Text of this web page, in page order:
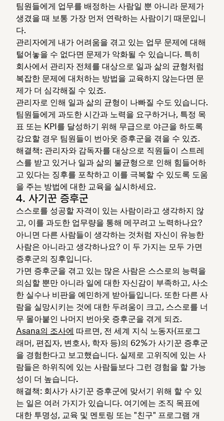
팀원들에게 업무를 배정하는 사람일 뿐 아니라 문제가
생겼을 때 보통 가장 먼저 연락하는 사람이기 때문입니
다.
관리자에게 내가 어려움을 겪고 있는 업무 문제에 대해
털어놓을 수 없다면 문제가 악화될 수 있습니다. 특히
회사에서 관리자 전체를 대상으로 일과 삶의 균형처럼
복잡한 문제에 대처하는 방법을 교육하지 않는다면 문
제가 더 심각해질 수 있죠.
관리자로 인해 일과 삶의 균형이 나빠질 수도 있습니다.
팀원들에게 과도한 시간과 노력을 요구하거나, 특정 목
표 또는 KPI를 달성하기 위해 무급으로 야근을 하도록
강요할 경우 팀원들이 번아웃 증후군을 겪을 수 있죠.
해결책: 관리자와 감독자를 대상으로 직원들이 스트레
스를 받고 있거나 일과 삶의 불균형으로 인해 힘들어하
고 있다는 징후를 포착하고 이를 극복할 수 있도록 도움
을 주는 방법에 대한 교육을 실시하세요.
4. 사기꾼 증후군
스스로를 성공할 자격이 있는 사람이라고 생각하지 않
고, 이를 과도한 업무량을 통해 메꾸려고 노력하나요?
아니면 다른 사람들이 생각하는 것처럼 자신이 유능한
사람은 아니라고 생각하나요? 이 두 가지는 모두 가면
증후군의 징후입니다.
가면 증후군을 겪고 있는 많은 사람은 스스로의 능력을
의심할 뿐만 아니라 일에 대한 자신감이 부족하고, 사소
한 실수나 비판을 예민하게 받아들입니다. 또한 다른 사
람을 실망시키는 것에 대한 두려움이 크고, 스스로를 너
무 몰아붙인 나머지 번아웃 증후군을 겪게 되죠.
Asana의 조사에 따르면, 전 세계 지식 노동자(프로그
래머, 편집자, 변호사, 학자 등)의 62%가 사기꾼 증후군
을 경험한다고 보고했습니다. 실제로 고위직에 있는 사
람들은 하위직에 있는 사람들보다 그런 경험을 할 가능
성이 더 높습니다.
해결책: 회사가 사기꾼 증후군에 맞서기 위해 할 수 있
는 일은 여러 가지가 있습니다. 여기에는 조직 목표에
대한 투명성, 교육 및 멘토링 또는 "친구" 프로그램 개